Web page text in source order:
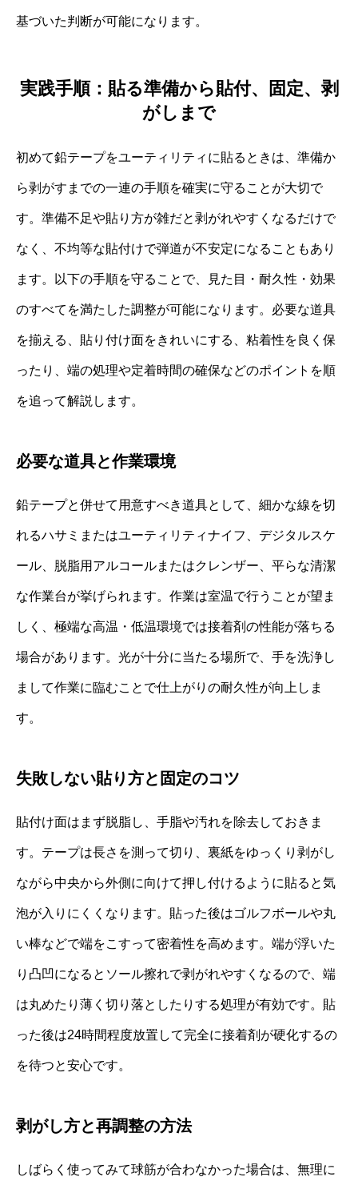
基づいた判断が可能になります。
実践手順：貼る準備から貼付、固定、剥
がしまで
初めて鉛テープをユーティリティに貼るときは、準備か
ら剥がすまでの一連の手順を確実に守ることが大切で
す。準備不足や貼り方が雑だと剥がれやすくなるだけで
なく、不均等な貼付けで弾道が不安定になることもあり
ます。以下の手順を守ることで、見た目・耐久性・効果
のすべてを満たした調整が可能になります。必要な道具
を揃える、貼り付け面をきれいにする、粘着性を良く保
ったり、端の処理や定着時間の確保などのポイントを順
を追って解説します。
必要な道具と作業環境
鉛テープと併せて用意すべき道具として、細かな線を切
れるハサミまたはユーティリティナイフ、デジタルスケ
ール、脱脂用アルコールまたはクレンザー、平らな清潔
な作業台が挙げられます。作業は室温で行うことが望ま
しく、極端な高温・低温環境では接着剤の性能が落ちる
場合があります。光が十分に当たる場所で、手を洗浄し
まして作業に臨むことで仕上がりの耐久性が向上しま
す。
失敗しない貼り方と固定のコツ
貼付け面はまず脱脂し、手脂や汚れを除去しておきま
す。テープは長さを測って切り、裏紙をゆっくり剥がし
ながら中央から外側に向けて押し付けるように貼ると気
泡が入りにくくなります。貼った後はゴルフボールや丸
い棒などで端をこすって密着性を高めます。端が浮いた
り凸凹になるとソール擦れで剥がれやすくなるので、端
は丸めたり薄く切り落としたりする処理が有効です。貼
った後は24時間程度放置して完全に接着剤が硬化するの
を待つと安心です。
剥がし方と再調整の方法
しばらく使ってみて球筋が合わなかった場合は、無理に